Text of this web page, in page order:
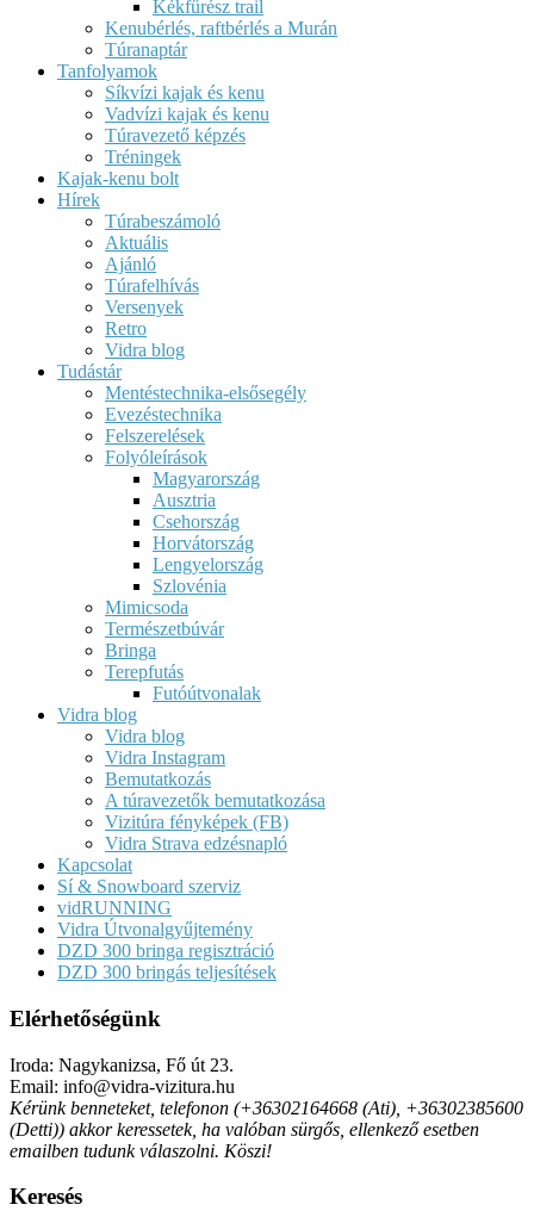
Kékfűrész trail
Kenubérlés, raftbérlés a Murán
Túranaptár
Tanfolyamok
Síkvízi kajak és kenu
Vadvízi kajak és kenu
Túravezető képzés
Tréningek
Kajak-kenu bolt
Hírek
Túrabeszámoló
Aktuális
Ajánló
Túrafelhívás
Versenyek
Retro
Vidra blog
Tudástár
Mentéstechnika-elsősegély
Evezéstechnika
Felszerelések
Folyóleírások
Magyarország
Ausztria
Csehország
Horvátország
Lengyelország
Szlovénia
Mimicsoda
Természetbúvár
Bringa
Terepfutás
Futóútvonalak
Vidra blog
Vidra blog
Vidra Instagram
Bemutatkozás
A túravezetők bemutatkozása
Vizitúra fényképek (FB)
Vidra Strava edzésnapló
Kapcsolat
Sí & Snowboard szerviz
vidRUNNING
Vidra Útvonalgyűjtemény
DZD 300 bringa regisztráció
DZD 300 bringás teljesítések
Elérhetőségünk
Iroda: Nagykanizsa, Fő út 23.
Email: info@vidra-vizitura.hu
Kérünk benneteket, telefonon (+36302164668 (Ati), +36302385600
(Detti)) akkor keressetek, ha valóban sürgős, ellenkező esetben
emailben tudunk válaszolni. Köszi!
Keresés